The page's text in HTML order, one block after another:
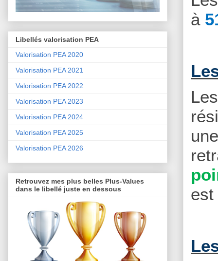
à
est
Libellés valorisation PEA
Valorisation PEA 2020
Valorisation PEA 2021
Valorisation PEA 2022
Valorisation PEA 2023
Valorisation PEA 2024
Valorisation PEA 2025
Valorisation PEA 2026
Retrouvez mes plus belles Plus-Values
dans le libellé juste en dessous